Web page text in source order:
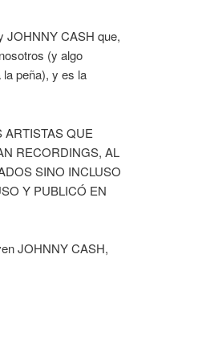
JOHNNY CASH que,
(y algo
peña), y es la
ARTISTAS QUE
RECORDINGS, AL
SINO INCLUSO
Y PUBLICÓ EN
JOHNNY CASH,